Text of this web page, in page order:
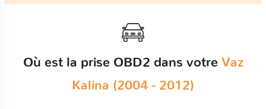
Où est la prise OBD2 dans votre Vaz
Kalina (2004 - 2012)